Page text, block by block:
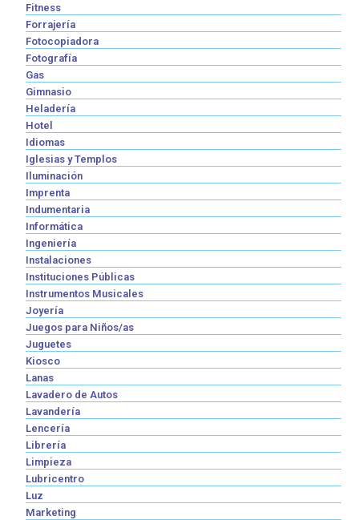
Fitness
Forrajería
Fotocopiadora
Fotografía
Gas
Gimnasio
Heladería
Hotel
Idiomas
Iglesias y Templos
Iluminación
Imprenta
Indumentaria
Informática
Ingeniería
Instalaciones
Instituciones Públicas
Instrumentos Musicales
Joyería
Juegos para Niños/as
Juguetes
Kiosco
Lanas
Lavadero de Autos
Lavandería
Lencería
Librería
Limpieza
Lubricentro
Luz
Marketing